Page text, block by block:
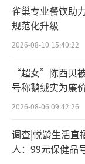
北京商
现，除了排
其店员表示
小程序中，
19元，据另
在2024年8
0%左右。在
雀巢专业餐饮助
规范化升级
2026-08-10 15:40:22
“超女”陈西贝
号称鹅绒实为廉
百万元
2026-08-06 09:42:26
调查|悦龄生活
人：99元保健品